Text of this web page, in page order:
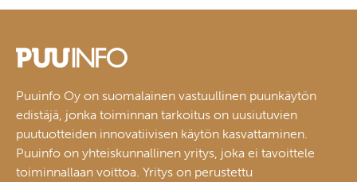
Puuinfo Oy on suomalainen vastuullinen puunkäytön
edistäjä, jonka toiminnan tarkoitus on uusiutuvien
puutuotteiden innovatiivisen käytön kasvattaminen.
Puuinfo on yhteiskunnallinen yritys, joka ei tavoittele
toiminnallaan voittoa. Yritys on perustettu